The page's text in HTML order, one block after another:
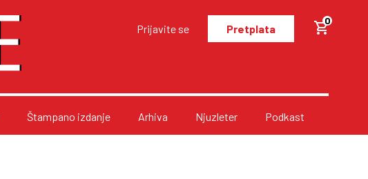
Prijavite se Pretplata
0
Štampano izdanje Arhiva Njuzleter Podkast